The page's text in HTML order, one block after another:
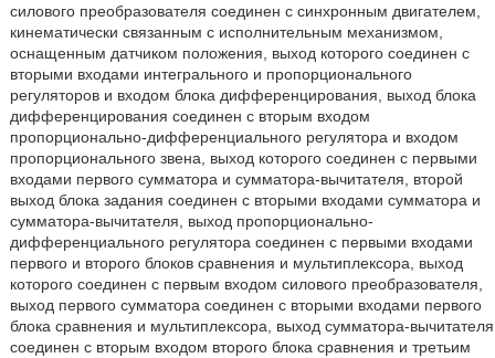
силового преобразователя соединен с синхронным двигателем,
кинематически связанным с исполнительным механизмом,
оснащенным датчиком положения, выход которого соединен с
вторыми входами интегрального и пропорционального
регуляторов и входом блока дифференцирования, выход блока
дифференцирования соединен с вторым входом
пропорционально-дифференциального регулятора и входом
пропорционального звена, выход которого соединен с первыми
входами первого сумматора и сумматора-вычитателя, второй
выход блока задания соединен с вторыми входами сумматора и
сумматора-вычитателя, выход пропорционально-
дифференциального регулятора соединен с первыми входами
первого и второго блоков сравнения и мультиплексора, выход
которого соединен с первым входом силового преобразователя,
выход первого сумматора соединен с вторыми входами первого
блока сравнения и мультиплексора, выход сумматора-вычитателя
соединен с вторым входом второго блока сравнения и третьим